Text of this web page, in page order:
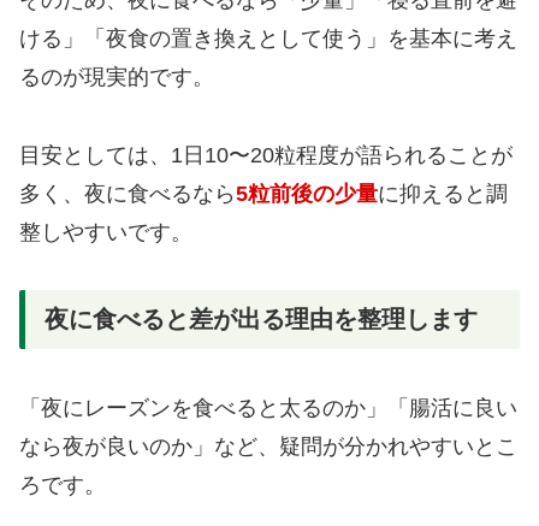
ける」「夜食の置き換えとして使う」を基本に考え
るのが現実的です。
目安としては、1日10〜20粒程度が語られることが
多く、夜に食べるなら5粒前後の少量に抑えると調
整しやすいです。
夜に食べると差が出る理由を整理します
「夜にレーズンを食べると太るのか」「腸活に良い
なら夜が良いのか」など、疑問が分かれやすいとこ
ろです。